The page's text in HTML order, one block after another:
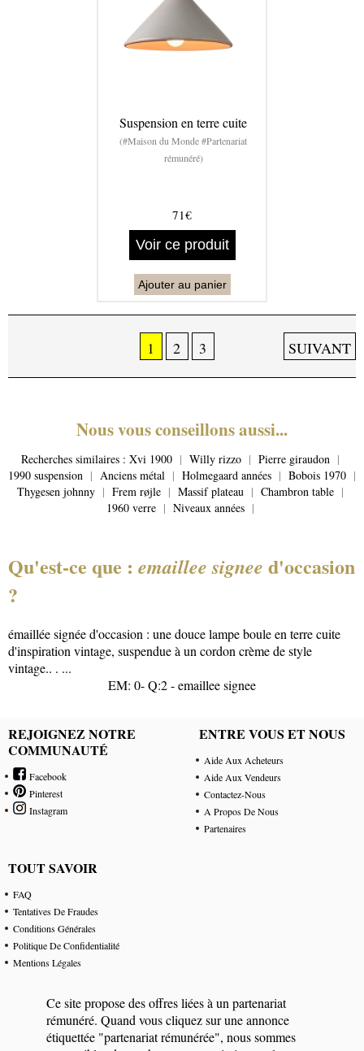
Suspension en terre cuite
(#Maison du Monde #Partenariat
rémunéré)
71€
Voir ce produit
Ajouter au panier
1 2 3 SUIVANT
Nous vous conseillons aussi...
Recherches similaires : Xvi 1900 | Willy rizzo | Pierre giraudon |
1990 suspension | Anciens métal | Holmegaard années | Bobois 1970 |
Thygesen johnny | Frem røjle | Massif plateau | Chambron table |
1960 verre | Niveaux années |
Qu'est-ce que : emaillee signee d'occasion
?
émaillée signée d'occasion : une douce lampe boule en terre cuite
d'inspiration vintage, suspendue à un cordon crème de style
vintage.. . ...
EM: 0- Q:2 - emaillee signee
REJOIGNEZ NOTRE
COMMUNAUTÉ
Facebook
Pinterest
Instagram
ENTRE VOUS ET NOUS
Aide Aux Acheteurs
Aide Aux Vendeurs
Contactez-Nous
A Propos De Nous
Partenaires
TOUT SAVOIR
FAQ
Tentatives De Fraudes
Conditions Générales
Politique De Confidentialité
Mentions Légales
Ce site propose des offres liées à un partenariat
rémunéré. Quand vous cliquez sur une annonce
étiquettée "partenariat rémunérée", nous sommes